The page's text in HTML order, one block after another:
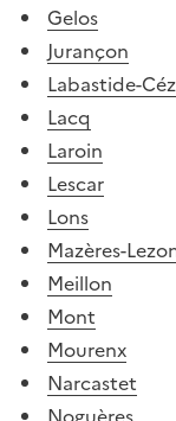
Gelos
Jurançon
Labastide-
Lacq
Laroin
Lescar
Lons
Mazères-
Meillon
Mont
Mourenx
Narcastet